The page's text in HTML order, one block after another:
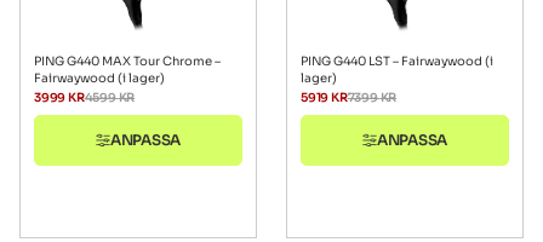
PING G440 MAX Tour Chrome –
Fairwaywood (i lager)
4599KR
3999 KR
ANPASSA
PING G440 LST – Fairwaywood (i
lager)
7399KR
5919 KR
ANPASSA